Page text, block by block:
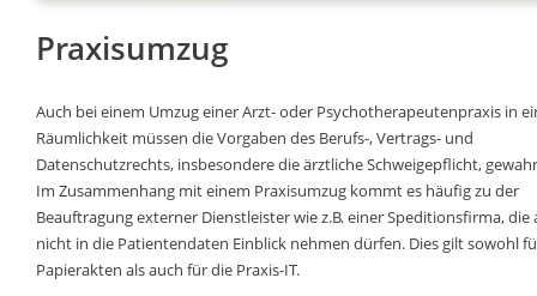
Praxisumzug
Auch bei einem Umzug einer Arzt- oder Psychotherapeutenpraxis in
Räumlichkeit müssen die Vorgaben des Berufs-, Vertrags- und
Datenschutzrechts, insbesondere die ärztliche Schweigepflicht,
Im Zusammenhang mit einem Praxisumzug kommt es häufig zu der
Beauftragung externer Dienstleister wie z.B. einer Speditionsfirma, die
nicht in die Patientendaten Einblick nehmen dürfen. Dies gilt sowohl
Papierakten als auch für die Praxis-IT.